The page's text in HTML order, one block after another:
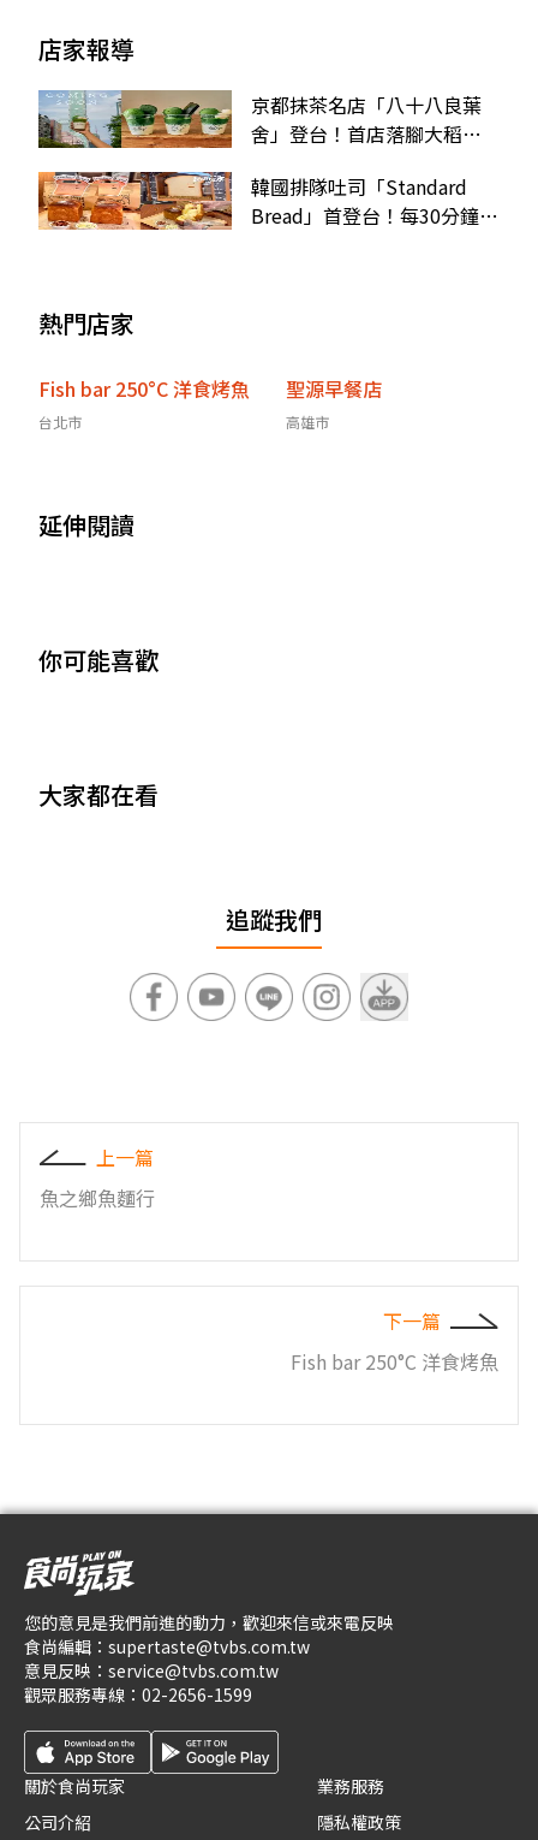
店家報導
京都抹茶名店「八十八良葉
舍」登台！首店落腳大稻
韓國排隊吐司「Standard
Bread」首登台！每30分鐘現
熱門店家
Fish bar 250°C 洋食烤魚
台北市
聖源早餐店
高雄市
延伸閱讀
你可能喜歡
大家都在看
追蹤我們
上一篇
魚之鄉魚麵行
下一篇
Fish bar 250°C 洋食烤魚
您的意見是我們前進的動力，歡迎來信或來電反映
食尚編輯： supertaste@tvbs.com.tw
意見反映： service@tvbs.com.tw
觀眾服務專線： 02-2656-1599
關於食尚玩家
公司介紹
業務服務
隱私權政策